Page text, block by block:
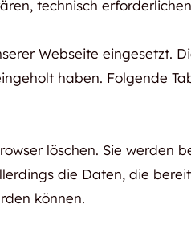
technisch
Webseite eingesetzt.
haben. Folgende
löschen. Sie werden
die Daten, die
können.